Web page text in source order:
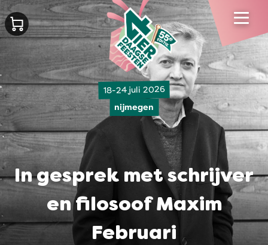
18-24 juli 2026
nijmegen
In gesprek met schrijver
en filosoof Maxim
Februari